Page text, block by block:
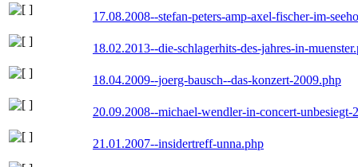
17.08.2008--stefan-peters-amp-axel-fischer-im-
18.02.2013--die-schlagerhits-des-jahres-in-
18.04.2009--joerg-bausch--das-konzert-2009.php
20.09.2008--michael-wendler-in-concert-unbesiegt-
21.01.2007--insidertreff-unna.php